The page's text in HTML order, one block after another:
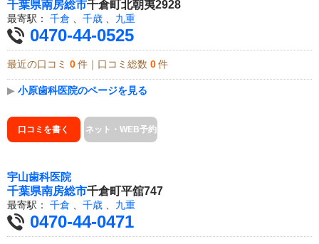
千葉県南房総市千倉町北朝夷2928
最寄駅： 千倉 千歳 九重
0470-44-0525
最近の口コミ 0 件｜口コミ総数 0 件
▶ 小原歯科医院のページを見る
口コミを書く ネット・WEB予約
宇山歯科医院
千葉県南房総市千倉町平舘747
最寄駅： 千倉 千歳 九重
0470-44-0471